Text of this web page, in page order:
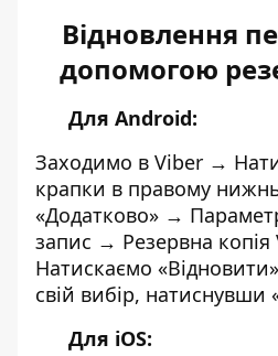
Відновлення
допомогою
Для Android:
Заходимо в Viber →
крапки в правому
«Додатково» →
запис → Резервна
Натискаємо
свій вибір, натиснувши
Для iOS: